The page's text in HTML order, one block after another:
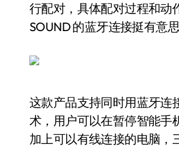
行配对，具体配对过程和动
SOUND 的蓝牙连接挺有意思
这款产品支持同时用蓝牙连
术，用户可以在暂停智能手
加上可以有线连接的电脑，